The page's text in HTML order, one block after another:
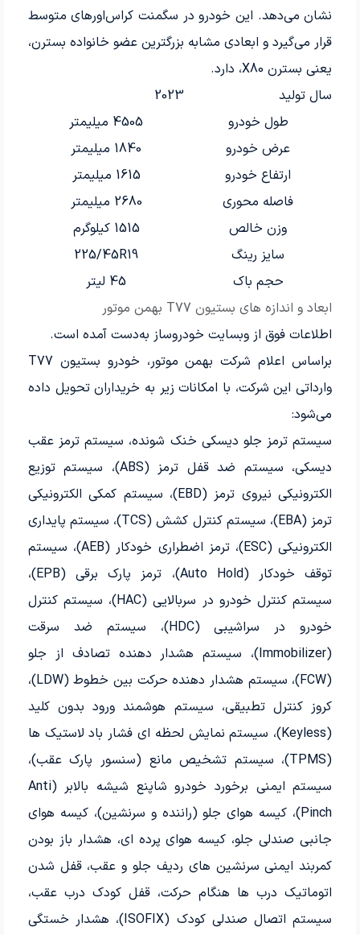
نشان می‌دهد. این خودرو در سگمنت کراس‌اورهای متوسط
قرار می‌گیرد و ابعادی مشابه بزرگترین عضو خانواده بسترن،
یعنی بسترن X80، دارد.
ابعاد و اندازه های بستیون T77 بهمن موتور
سال تولید
2023
طول خودرو
4505 میلیمتر
عرض خودرو
1840 میلیمتر
ارتفاع خودرو
1615 میلیمتر
فاصله محوری
2680 میلیمتر
وزن خالص
1515 کیلوگرم
سایز رینگ
225/45R19
حجم باک
45 لیتر
اطلاعات فوق از وبسایت خودروساز به‌دست آمده است.
براساس اعلام شرکت بهمن موتور، خودرو بستیون T77
وارداتی این شرکت، با امکانات زیر به خریداران تحویل داده
می‌شود:
سیستم ترمز جلو دیسکی خنک شونده، سیستم ترمز عقب
دیسکی، سیستم ضد قفل ترمز (ABS)، سیستم توزیع
الکترونیکی نیروی ترمز (EBD)، سیستم کمکی الکترونیکی
ترمز (EBA)، سیستم کنترل کشش (TCS)، سیستم پایداری
الکترونیکی (ESC)، ترمز اضطراری خودکار (AEB)، سیستم
توقف خودکار (Auto Hold)، ترمز پارک برقی (EPB)،
سیستم کنترل خودرو در سربالایی (HAC)، سیستم کنترل
خودرو در سراشیبی (HDC)، سیستم ضد سرقت
(Immobilizer)، سیستم هشدار دهنده تصادف از جلو
(FCW)، سیستم هشدار دهنده حرکت بین خطوط (LDW)،
کروز کنترل تطبیقی، سیستم هوشمند ورود بدون کلید
(Keyless)، سیستم نمایش لحظه ای فشار باد لاستیک ها
(TPMS)، سیستم تشخیص مانع (سنسور پارک عقب)،
سیستم ایمنی برخورد خودرو شاپنع شیشه بالابر (Anti
Pinch)، کیسه هوای جلو (راننده و سرنشین)، کیسه هوای
جانبی صندلی جلو، کیسه هوای پرده ای، هشدار باز بودن
کمربند ایمنی سرنشین های ردیف جلو و عقب، قفل شدن
اتوماتیک درب ها هنگام حرکت، قفل کودک درب عقب،
سیستم اتصال صندلی کودک (ISOFIX)، هشدار خستگی